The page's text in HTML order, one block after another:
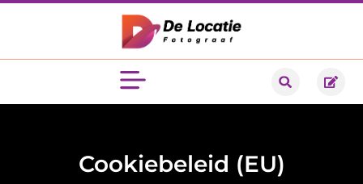
Cookiebeleid (EU)